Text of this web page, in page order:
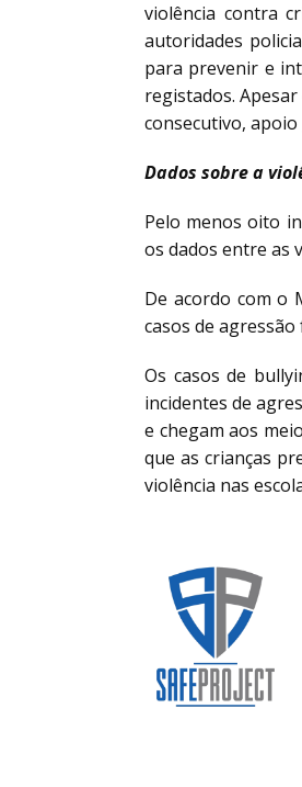
violência contra
autoridades
para prevenir e
registados.
consecutivo,
Dados sobre a
Pelo menos oito
os dados entre as
De acordo com o
casos de
Os casos de
incidentes de
e chegam aos
que as crianças
violência nas